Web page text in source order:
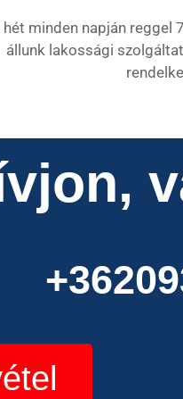
hét minden napján reggel
állunk lakossági